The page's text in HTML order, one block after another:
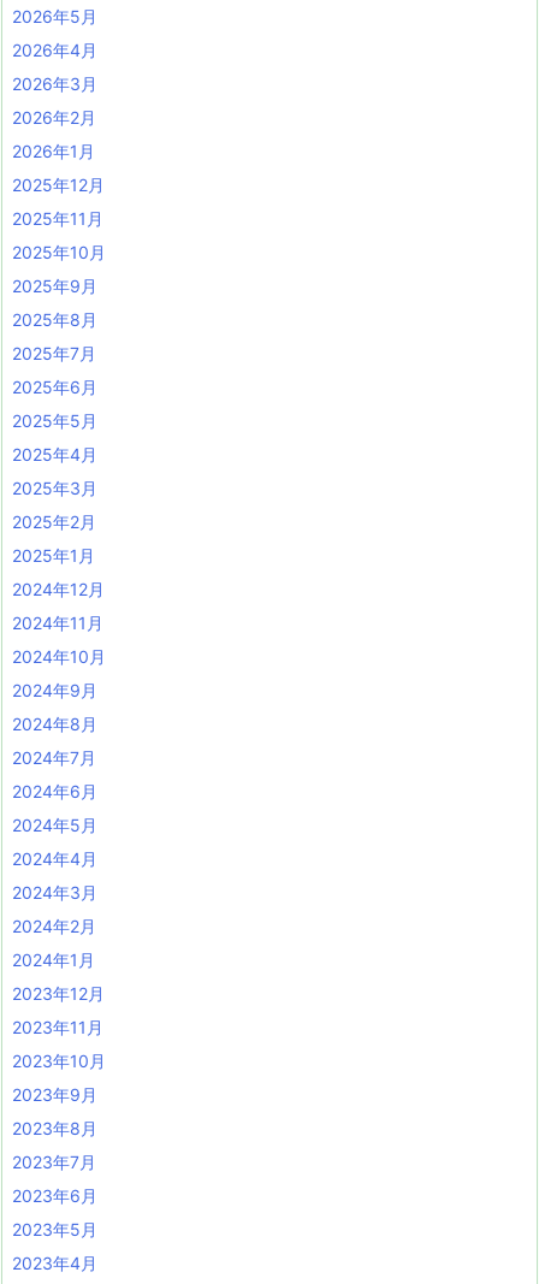
2026年5月
2026年4月
2026年3月
2026年2月
2026年1月
2025年12月
2025年11月
2025年10月
2025年9月
2025年8月
2025年7月
2025年6月
2025年5月
2025年4月
2025年3月
2025年2月
2025年1月
2024年12月
2024年11月
2024年10月
2024年9月
2024年8月
2024年7月
2024年6月
2024年5月
2024年4月
2024年3月
2024年2月
2024年1月
2023年12月
2023年11月
2023年10月
2023年9月
2023年8月
2023年7月
2023年6月
2023年5月
2023年4月